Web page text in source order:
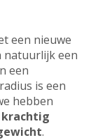
een nieuwe
natuurlijk een
een
is een
hebben
.